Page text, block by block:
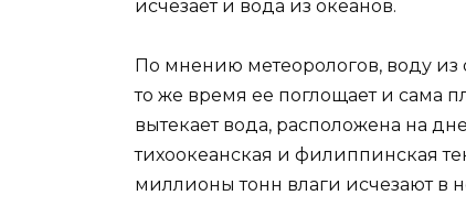
исчезает и вода из океанов.
По мнению метеорологов, воду
то же время ее поглощает и сама
вытекает вода, расположена на
тихоокеанская и филиппинская
миллионы тонн влаги исчезают в